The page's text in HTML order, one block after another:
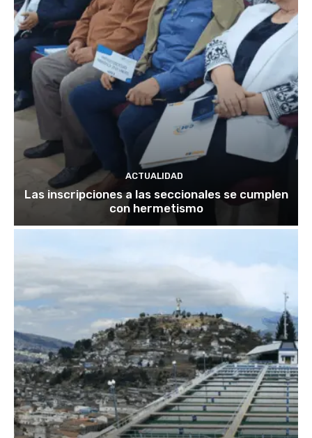
ACTUALIDAD
Las inscripciones a las seccionales se cumplen
con hermetismo